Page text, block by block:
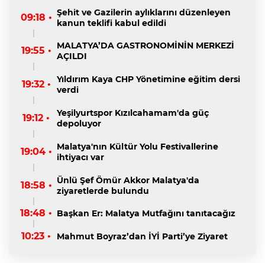
09:18 • Şehit ve Gazilerin aylıklarını düzenleyen
kanun teklifi kabul edildi
19:55 •
MALATYA’DA GASTRONOMİNİN MERKEZİ
AÇILDI
19:32 •
Yıldırım Kaya CHP Yönetimine eğitim dersi
verdi
19:12 •
Yeşilyurtspor Kızılcahamam'da güç
depoluyor
19:04 • Malatya'nın Kültür Yolu Festivallerine
ihtiyacı var
18:58 • Ünlü Şef Ömür Akkor Malatya'da
ziyaretlerde bulundu
18:48 • Başkan Er: Malatya Mutfağını tanıtacağız
10:23 • Mahmut Boyraz’dan İYİ Parti’ye Ziyaret